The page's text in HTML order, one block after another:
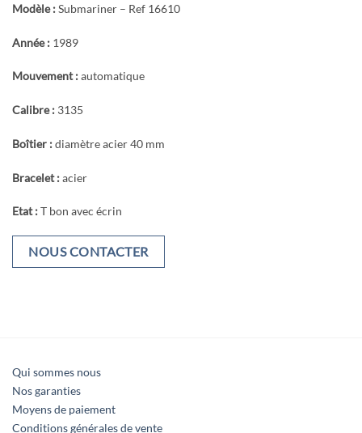
Modèle :Submariner – Ref 16610
Année : 1989
Mouvement :automatique
Calibre : 3135
Boîtier :diamètre acier 40 mm
Bracelet :acier
Etat :T bon avec écrin
NOUS CONTACTER
Qui sommes nous
Nos garanties
Moyens de paiement
Conditions générales de vente